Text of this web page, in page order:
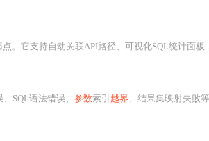
它支持自动关联API路径、可视化SQL统计面板，并独家实现
SQL语法错误、 参数索引 越界、结果集映射失败等问题，并